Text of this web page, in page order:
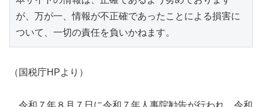
が、万が一、情報が不正確であったことによる損害に
ついて、一切の責任を負いかねます。
（国税庁HPより）